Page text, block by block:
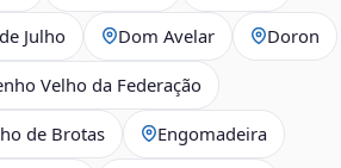
Julho Dom Avelar Doron
Velho da Federação
de Brotas Engomadeira